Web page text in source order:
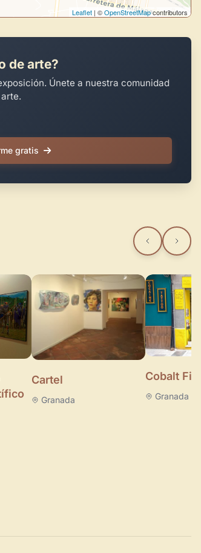
Leaflet | ©OpenStreetMapcontributors
de arte?
Únete a nuestra comunidad
gratis
Cartel
Granada
Cobalt
Granada